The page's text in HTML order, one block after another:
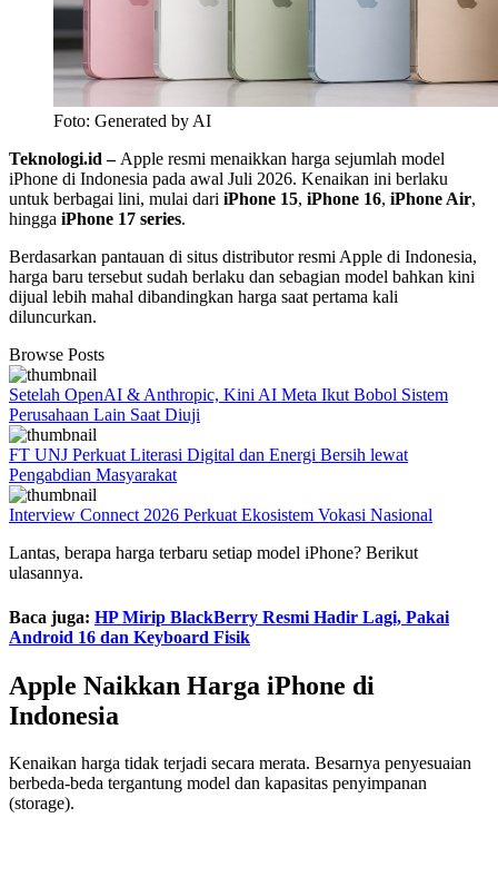
Foto: Generated by AI
Teknologi.id – Apple resmi menaikkan harga sejumlah model
iPhone di Indonesia pada awal Juli 2026. Kenaikan ini berlaku
untuk berbagai lini, mulai dari iPhone 15, iPhone 16, iPhone Air,
hingga iPhone 17 series.
Berdasarkan pantauan di situs distributor resmi Apple di Indonesia,
harga baru tersebut sudah berlaku dan sebagian model bahkan kini
dijual lebih mahal dibandingkan harga saat pertama kali
diluncurkan.
Browse Posts
Setelah OpenAI & Anthropic, Kini AI Meta Ikut Bobol Sistem
Perusahaan Lain Saat Diuji
FT UNJ Perkuat Literasi Digital dan Energi Bersih lewat
Pengabdian Masyarakat
Interview Connect 2026 Perkuat Ekosistem Vokasi Nasional
Lantas, berapa harga terbaru setiap model iPhone? Berikut
ulasannya.
Baca juga: HP Mirip BlackBerry Resmi Hadir Lagi, Pakai
Android 16 dan Keyboard Fisik
Apple Naikkan Harga iPhone di
Indonesia
Kenaikan harga tidak terjadi secara merata. Besarnya penyesuaian
berbeda-beda tergantung model dan kapasitas penyimpanan
(storage).